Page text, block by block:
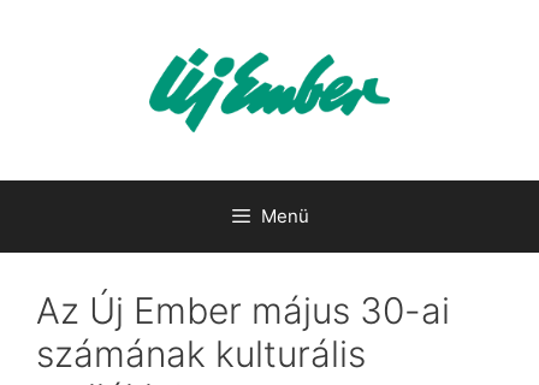
Menü
Az Új Ember május 30-ai
számának kulturális